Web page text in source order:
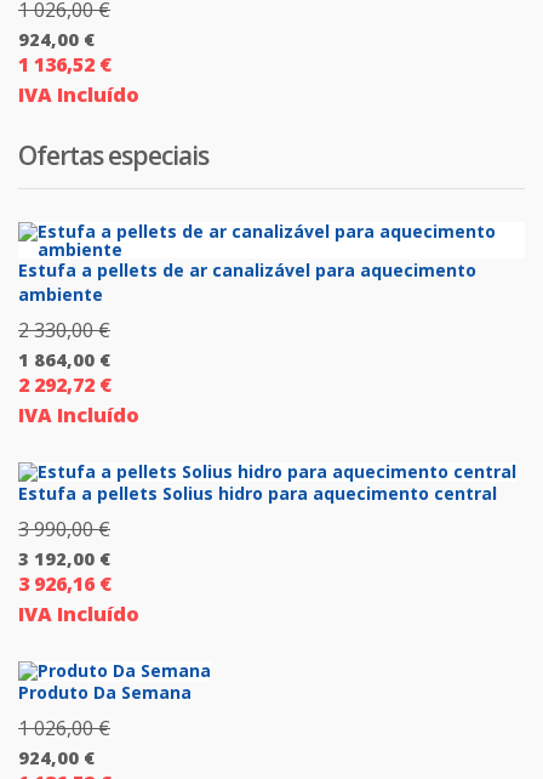
1 026,00€O
original
1
026,00 €.
924,00 €
O
preço
é:
1 136,52 €
IVA Incluído
Ofertas especiais
Estufa a pellets de ar canalizável para aquecimento
ambiente
2 330,00€O
preço
original
2
330,00 €.
1 864,00 €
O
preço
atual
é:
1
864,00 €.
2 292,72 €
IVA Incluído
Estufa a pellets Solius hidro para aquecimento central
3 990,00€O
preço
original
3
990,00 €.
3 192,00 €
O
preço
atual
é:
3
192,00 €.
3 926,16 €
IVA Incluído
Produto Da Semana
1 026,00€O
924,00 €